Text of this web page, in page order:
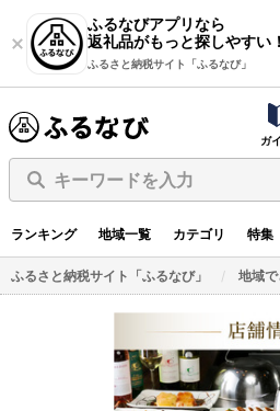
ふるなびアプリなら
返礼品がもっと探しやすい！
ふるさと納税サイト「ふるなび」
ガ
キーワードを入力
ランキング 地域一覧 カテゴリ 特集
ふるさと納税サイト「ふるなび」 地域